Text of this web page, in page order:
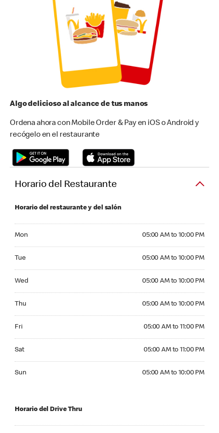
Algo delicioso al alcance de tus manos
Ordena ahora con Mobile Order & Pay en iOS o Android y
recógelo en el restaurante
Horario del Restaurante
Horario del restaurante y del salón
Mon 05:00 AM to 10:00 PM
Tue 05:00 AM to 10:00 PM
Wed 05:00 AM to 10:00 PM
Thu 05:00 AM to 10:00 PM
Fri 05:00 AM to 11:00 PM
Sat 05:00 AM to 11:00 PM
Sun 05:00 AM to 10:00 PM
Horario del Drive Thru